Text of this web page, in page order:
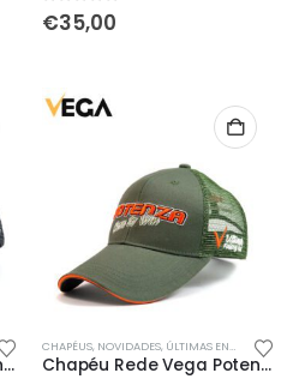
0out of 5
€35,00
, VESTUÁRIO
Chapéu Rede Vega Potenza Cinza / Laranja
CHAPÉUS, NOVIDADES, ÚLTIMAS ENTRADAS ,
Chapéu Rede Vega Potenza Verde / Laranja